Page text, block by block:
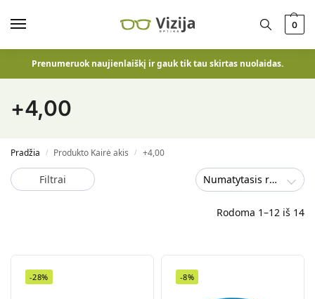
0
Prenumeruok naujienlaiškį ir gauk tik tau skirtas nuolaidas.
+4,00
Pradžia / Produkto Kairė akis / +4,00
Filtrai Numatytasis rūšiavimas
Rodoma 1–12 iš 14
-28% -8%